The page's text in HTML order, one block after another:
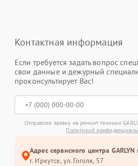
Контактная информация
Если требуется задать вопрос
свои данные и дежурный
проконсультирует Вас!
Отправляя заявку на ремонт техники
Политикой
Адрес сервисного центра GARLYN
г. Иркутск, ул. ​Гоголя, 57